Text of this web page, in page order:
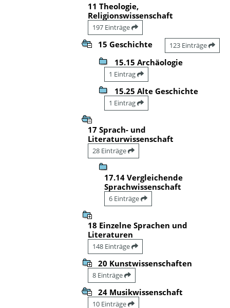
11 Theologie,
Religionswissenschaft
197 Einträge
15 Geschichte 123 Einträge
15.15 Archäologie
1 Eintrag
15.25 Alte Geschichte
1 Eintrag
17 Sprach- und
Literaturwissenschaft
28 Einträge
17.14 Vergleichende
Sprachwissenschaft
6 Einträge
18 Einzelne Sprachen und
Literaturen
148 Einträge
20 Kunstwissenschaften
8 Einträge
24 Musikwissenschaft
10 Einträge